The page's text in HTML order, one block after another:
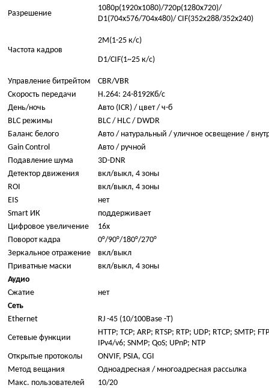
Разрешение
1080p(1920x1080)/720p(1280x720)/
D1(704x576/704x480)/ CIF(352x288/352x240)
Частота кадров
2M(1-25 к/с)
D1/CIF(1~25 к/с)
Управление битрейтом
CBR/VBR
Скорость передачи
H.264: 24-8192Kб/с
День/ночь
Авто (ICR) / цвет / ч-б
BLC режимы
BLC / HLC / DWDR
Баланс белого
Авто / натуральный / уличное освещение /
Gain Control
Авто / ручной
Подавление шума
3D-DNR
Детектор движения
вкл/выкл, 4 зоны
ROI
вкл/выкл, 4 зоны
EIS
нет
Smart ИК
поддерживает
Цифровое увеличение
16х
Поворот кадра
0°/90°/180°/270°
Зеркальное отражение
вкл/выкл
Приватные маски
вкл/выкл, 4 зоны
Аудио
Сжатие
нет
Сеть
Ethernet
RJ -45 (10/100Base -T)
Сетевые функции
HTTP; TCP; ARP; RTSP; RTP; UDP; RTCP; SMTP;
IPv4/v6; SNMP; QoS; UPnP; NTP
Открытые протоколы
ONVIF, PSIA, CGI
Метод вещания
Одноадресная / многоадресная рассылка
Макс. пользователей
10/20